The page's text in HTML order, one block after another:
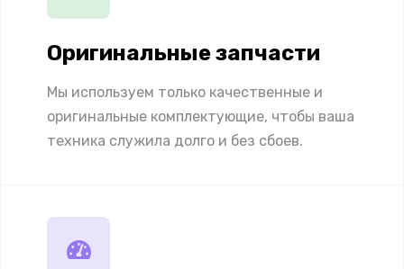
Оригинальные запчасти
Мы используем только качественные и
оригинальные комплектующие, чтобы ваша
техника служила долго и без сбоев.